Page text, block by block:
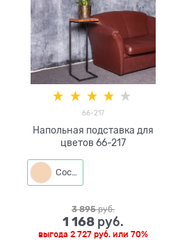
66-217
Напольная подставка для
цветов 66-217
Сосна
3 895 руб.
1 168 руб.
выгода 2 727 руб. или 70%